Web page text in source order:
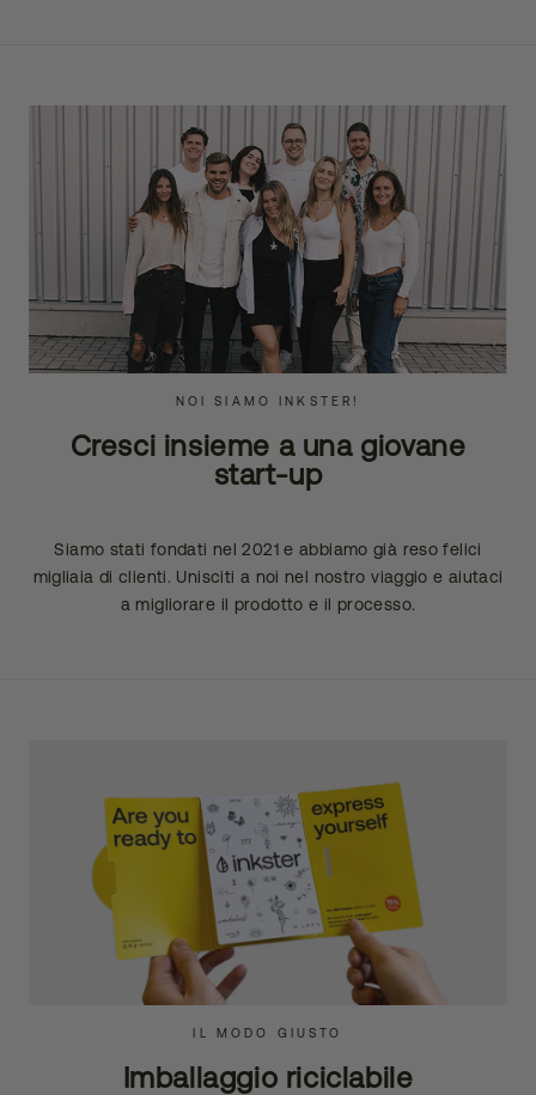
NOI SIAMO INKSTER!
Cresci insieme a una giovane
start-up
Siamo stati fondati nel 2021 e abbiamo già reso felici
migliaia di clienti. Unisciti a noi nel nostro viaggio e aiutaci
a migliorare il prodotto e il processo.
IL MODO GIUSTO
Imballaggio riciclabile